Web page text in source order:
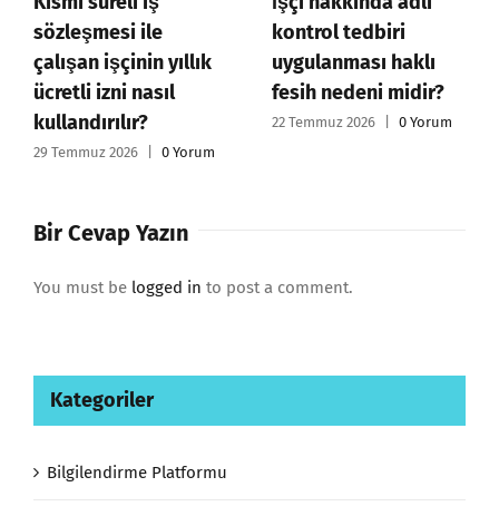
sözleşmesi ile
çalışan işçinin yıllık
ücretli izni nasıl
kullandırılır?
29 Temmuz 2026 0 Yorum
kontrol tedbiri
uygulanması haklı
fesih nedeni midir?
22 Temmuz 2026 0 Yorum
Bir Cevap Yazın
You must be logged in to post a comment.
Kategoriler
Bilgilendirme Platformu